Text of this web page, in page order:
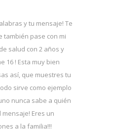
y tu mensaje! Te
también pase con mi
salud con 2 años y
16 ! Esta muy bien
así, que muestres tu
sirve como ejemplo
nunca sabe a quién
mensaje! Eres un
a la familia!!!